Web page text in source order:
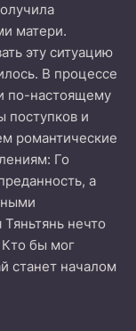
матери.
эту ситуацию
В процессе
по-настоящему
поступков и
романтические
Го
а
нечто
бы мог
станет началом